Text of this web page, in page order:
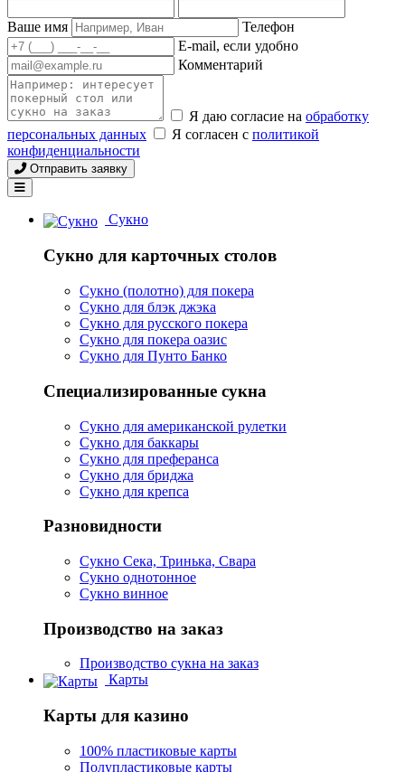
Ваше имя
Телефон
E-mail, если удобно
Комментарий
Я даю согласие на обработку
персональных данных
Я согласен с политикой
конфиденциальности
Отправить заявку
Сукно
Сукно для карточных столов
Сукно (полотно) для покера
Сукно для блэк джэка
Сукно для русского покера
Сукно для покера оазис
Сукно для Пунто Банко
Специализированные сукна
Сукно для американской рулетки
Сукно для баккары
Сукно для преферанса
Сукно для бриджа
Сукно для крепса
Разновидности
Сукно Сека, Тринька, Свара
Сукно однотонное
Сукно винное
Производство на заказ
Производство сукна на заказ
Карты
Карты для казино
100% пластиковые карты
Полупластиковые карты